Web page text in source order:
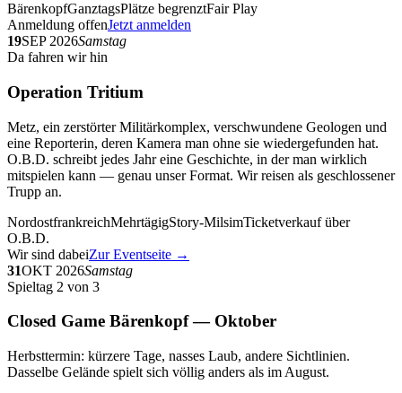
BärenkopfGanztagsPlätze begrenztFair Play
Anmeldung offenJetzt anmelden
19SEP 2026Samstag
Da fahren wir hin
Operation Tritium
Metz, ein zerstörter Militärkomplex, verschwundene Geologen und
eine Reporterin, deren Kamera man ohne sie wiedergefunden hat.
O.B.D. schreibt jedes Jahr eine Geschichte, in der man wirklich
mitspielen kann — genau unser Format. Wir reisen als geschlossener
Trupp an.
NordostfrankreichMehrtägigStory-MilsimTicketverkauf über
O.B.D.
Wir sind dabeiZur Eventseite →
31OKT 2026Samstag
Spieltag 2 von 3
Closed Game Bärenkopf — Oktober
Herbsttermin: kürzere Tage, nasses Laub, andere Sichtlinien.
Dasselbe Gelände spielt sich völlig anders als im August.